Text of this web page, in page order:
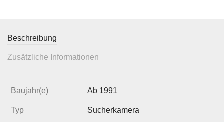
Beschreibung
Zusätzliche Informationen
Baujahr(e) Ab 1991
Typ Sucherkamera